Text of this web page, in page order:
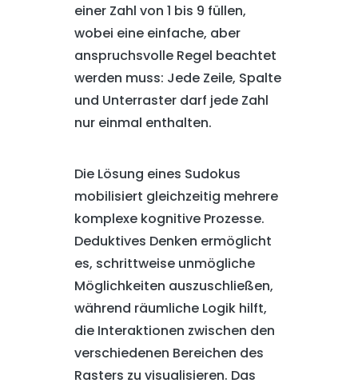
einer Zahl von 1 bis 9 füllen,
wobei eine einfache, aber
anspruchsvolle Regel beachtet
werden muss: Jede Zeile, Spalte
und Unterraster darf jede Zahl
nur einmal enthalten.
Die Lösung eines Sudokus
mobilisiert gleichzeitig mehrere
komplexe kognitive Prozesse.
Deduktives Denken ermöglicht
es, schrittweise unmögliche
Möglichkeiten auszuschließen,
während räumliche Logik hilft,
die Interaktionen zwischen den
verschiedenen Bereichen des
Rasters zu visualisieren. Das